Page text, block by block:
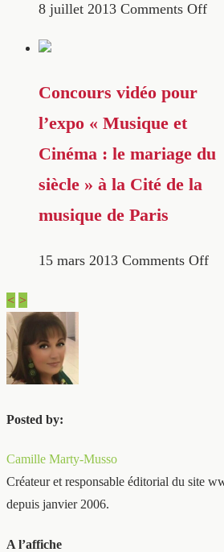
8 juillet 2013 Comments Off
Concours vidéo pour
l’expo « Musique et
Cinéma : le mariage du
siècle » à la Cité de la
musique de Paris
15 mars 2013 Comments Off
< >
Posted by:
Camille Marty-Musso
Créateur et responsable éditorial du site
depuis janvier 2006.
A l’affiche